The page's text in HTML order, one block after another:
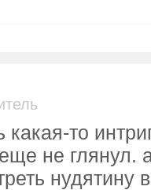
какая-то
не глянул.
нудятину